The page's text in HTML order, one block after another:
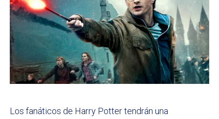
Los fanáticos de Harry Potter tendrán una